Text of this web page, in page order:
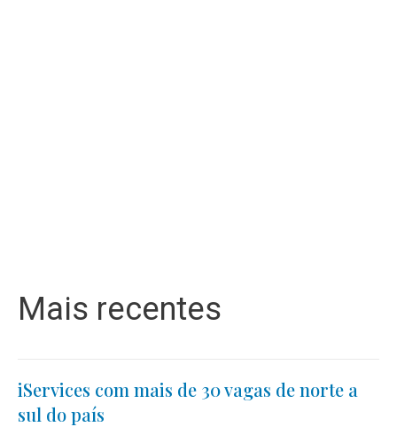
Mais recentes
iServices com mais de 30 vagas de norte a
sul do país